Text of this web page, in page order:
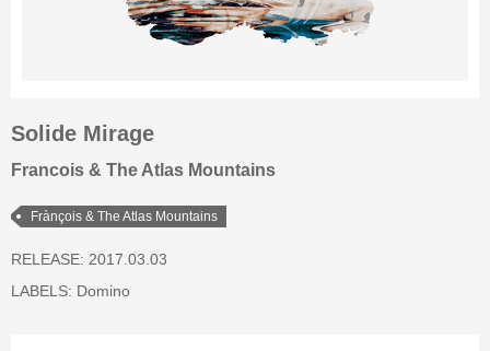
Solide Mirage
Francois & The Atlas Mountains
Frànçois & The Atlas Mountains
RELEASE: 2017.03.03
LABELS: Domino